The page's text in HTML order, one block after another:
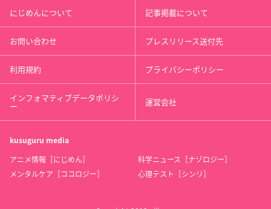
にじめんについて 記事掲載について
お問い合わせ プレスリリース送付先
利用規約 プライバシーポリシー
インフォマティブデータポリシ
ー 運営会社
kusuguru media
アニメ情報［にじめん］
科学ニュース［ナゾロジー］
メンタルケア［ココロジー］
心理テスト［シンリ］